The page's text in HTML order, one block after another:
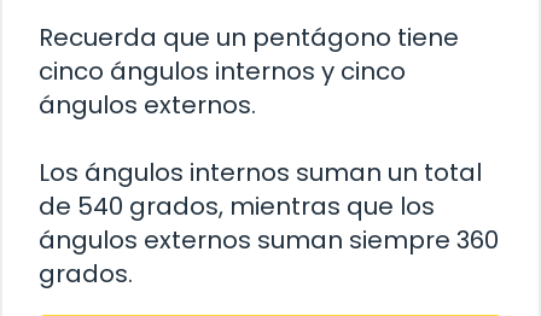
Recuerda que un pentágono tiene
cinco ángulos internos y cinco
ángulos externos.
Los ángulos internos suman un total
de 540 grados, mientras que los
ángulos externos suman siempre 360
grados.